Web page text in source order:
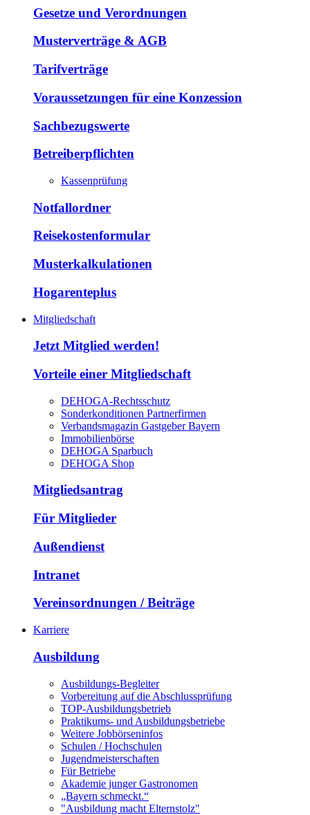
Gesetze und Verordnungen
Musterverträge & AGB
Tarifverträge
Voraussetzungen für eine Konzession
Sachbezugswerte
Betreiberpflichten
Kassenprüfung
Notfallordner
Reisekostenformular
Musterkalkulationen
Hogarenteplus
Mitgliedschaft
Jetzt Mitglied werden!
Vorteile einer Mitgliedschaft
DEHOGA-Rechtsschutz
Sonderkonditionen Partnerfirmen
Verbandsmagazin Gastgeber Bayern
Immobilienbörse
DEHOGA Sparbuch
DEHOGA Shop
Mitgliedsantrag
Für Mitglieder
Außendienst
Intranet
Vereinsordnungen / Beiträge
Karriere
Ausbildung
Ausbildungs-Begleiter
Vorbereitung auf die Abschlussprüfung
TOP-Ausbildungsbetrieb
Praktikums- und Ausbildungsbetriebe
Weitere Jobbörseninfos
Schulen / Hochschulen
Jugendmeisterschaften
Für Betriebe
Akademie junger Gastronomen
„Bayern schmeckt.“
"Ausbildung macht Elternstolz"